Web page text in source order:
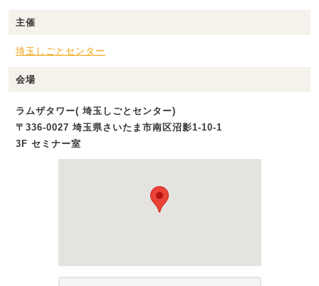
主催
埼玉しごとセンター
会場
ラムザタワー( 埼玉しごとセンター)
〒336-0027 埼玉県さいたま市南区沼影1‐10‐1
3F セミナー室